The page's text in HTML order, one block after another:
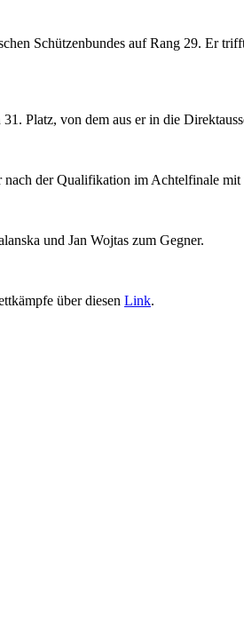
Schützenbundes auf Rang 29. Er
Platz, von dem aus er in die
der Qualifikation im Achtelfinale mit
und Jan Wojtas zum Gegner.
über diesen Link.